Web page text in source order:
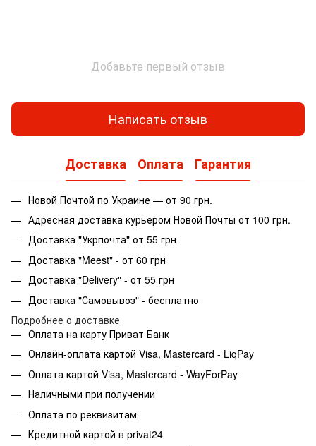
Добавьте первый отзыв
Написать отзыв
Доставка Оплата Гарантия
Новой Почтой по Украине — от 90 грн.
Адресная доставка курьером Новой Почты от 100 грн.
Доставка "Укрпочта" от 55 грн
Доставка "Meest" - от 60 грн
Доставка "Delivery" - от 55 грн
Доставка "Самовывоз" - бесплатно
Подробнее о доставке
Оплата на карту Приват Банк
Онлайн-оплата картой Visa, Mastercard - LiqPay
Оплата картой Visa, Mastercard - WayForPay
Наличными при получении
Оплата по реквизитам
Кредитной картой в privat24